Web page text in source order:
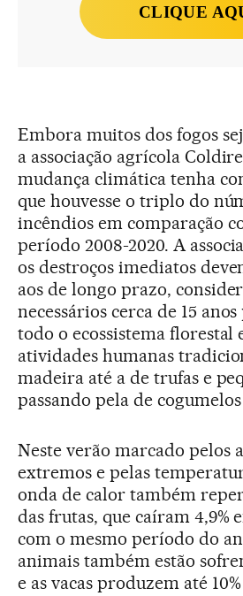
CLIQUE
Embora muitos dos fogos
a associação agrícola
mudança climática tenha
que houvesse o triplo do
incêndios em comparação
período 2008-2020. A
os destroços imediatos
aos de longo prazo,
necessários cerca de 15
todo o ecossistema florestal
atividades humanas
madeira até a de trufas e
passando pela de
Neste verão marcado pelos
extremos e pelas
onda de calor também
das frutas, que caíram 4,9%
com o mesmo período do
animais também estão
e as vacas produzem até